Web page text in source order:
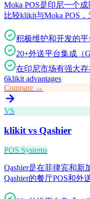
Moka POS是印尼一个
比较klikit与Moka POS
积极维护和开发的平
20+外送平台集成（
在印尼市场有强大
6klikit advantages
Compare →
VS
klikit vs Qashier
POS Systems
Qashier是在菲律宾和新
Qashier的餐厅POS和外